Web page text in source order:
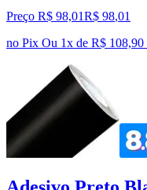
Preço R$ 98,01R$ 98,01
no Pix Ou 1x de R$ 108,90